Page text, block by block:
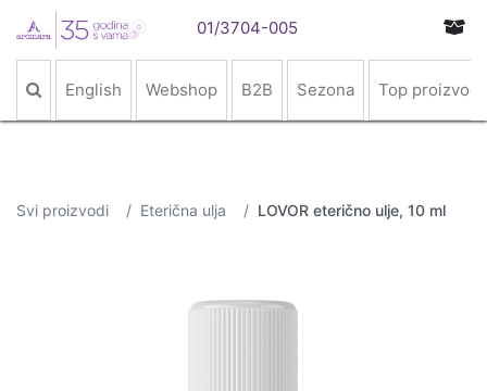
01/3704-005
English Webshop B2B Sezona Top proizvodi
Svi proizvodi Eterična ulja LOVOR eterično ulje, 10 ml